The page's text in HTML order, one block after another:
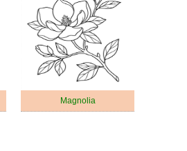
Magnolia